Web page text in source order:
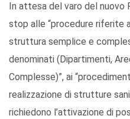
In attesa del varo del nuovo
stop alle “procedure riferite
struttura semplice e
denominati (Dipartimenti,
Complesse)”, ai
realizzazione di strutture
richiedono l’attivazione di